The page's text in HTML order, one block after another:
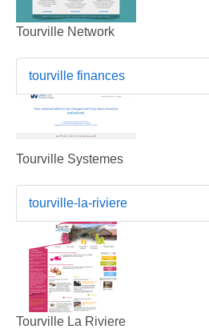
Tourville Network
tourville finances
Tourville Systemes
tourville-la-riviere
Tourville La Riviere